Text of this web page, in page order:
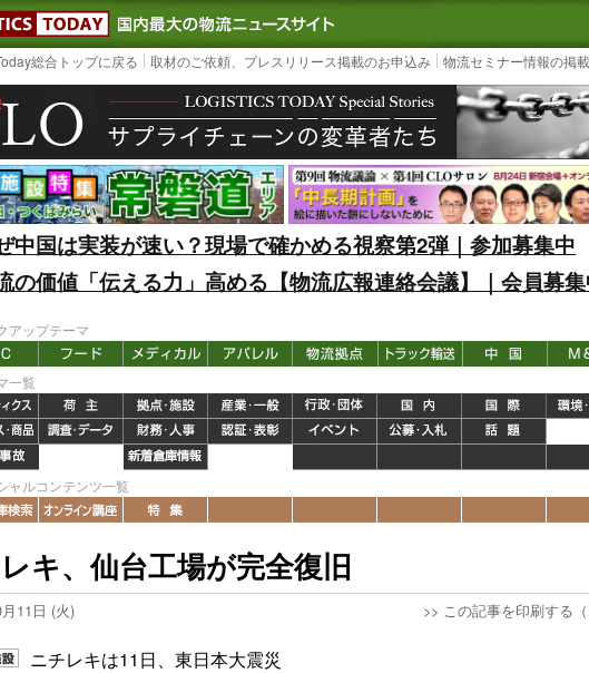
LOGISTICS TODAY｜国内最大の物流ニュースサイト
3PL, SCMなど国
総合トップに戻る 取材のご依頼、プレスリリース掲載のお申込み 物流セミナー情報の掲
中国は実装が速い？現場で確かめる視察第2弾｜参加募集中
の価値「伝える力」高める【物流広報連絡会議】｜会員募
アップテーマ
一覧
ャルコンテンツ一覧
キ、仙台工場が完全復旧
11日 (火) >> この記事を印刷する（
ニチレキは11日、東日本大震災